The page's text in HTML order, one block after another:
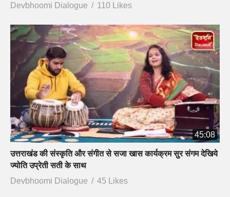
Devbhoomi Dialogue
110 Likes
45:08
उत्तराखंड की संस्कृति और संगीत से सजा खास कार्यक्रम सुर संगम देखिये
ज्योति उप्रेती सती के साथ
Devbhoomi Dialogue
45 Likes